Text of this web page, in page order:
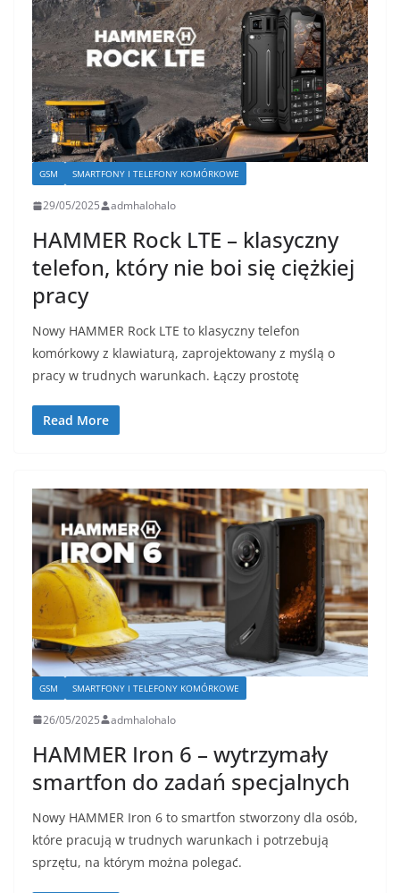
GSM SMARTFONY I TELEFONY KOMÓRKOWE
29/05/2025 admhalohalo
HAMMER Rock LTE – klasyczny
telefon, który nie boi się ciężkiej
pracy
Nowy HAMMER Rock LTE to klasyczny telefon
komórkowy z klawiaturą, zaprojektowany z myślą o
pracy w trudnych warunkach. Łączy prostotę
Read More
GSM SMARTFONY I TELEFONY KOMÓRKOWE
26/05/2025 admhalohalo
HAMMER Iron 6 – wytrzymały
smartfon do zadań specjalnych
Nowy HAMMER Iron 6 to smartfon stworzony dla osób,
które pracują w trudnych warunkach i potrzebują
sprzętu, na którym można polegać.